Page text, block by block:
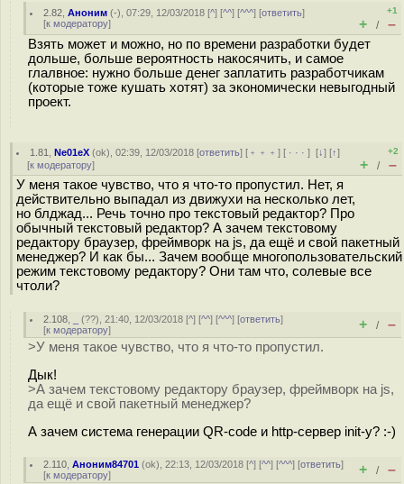
2.82 ,Аноним (-), 07:29, 12/03/2018 [^] [^^] [^^^] [ответить]
[к модератору]
+1
+ / –
Взять может и можно, но по времени разработки будет
дольше, больше вероятность накосячить, и самое
глалвное: нужно больше денег заплатить разработчикам
(которые тоже кушать хотят) за экономически невыгодный
проект.
1.81 ,Ne01eX (ok), 02:39, 12/03/2018 [ответить] [ ﹢﹢﹢] [ · · ·][↓] [↑]
[к модератору]
+2
+ / –
У меня такое чувство, что я что-то пропустил. Нет, я
действительно выпадал из движухи на несколько лет,
но блджад... Речь точно про текстовый редактор? Про
обычный текстовый редактор? А зачем текстовому
редактору браузер, фреймворк на js, да ещё и свой пакетный
менеджер? И как бы... Зачем вообще многопользовательский
режим текстовому редактору? Они там что, солевые все
чтоли?
2.108 (??), 21:40, 12/03/2018 [^] [^^] [^^^] [ответить]
[к модератору] + / –
>У меня такое чувство, что я что-то пропустил.
Дык!
>А зачем текстовому редактору браузер, фреймворк на js,
да ещё и свой пакетный менеджер?
А зачем система генерации QR-code и http-сервер init-у? :-)
2.110 ,Аноним84701 (ok), 22:13, 12/03/2018 [^] [^^] [^^^] [ответить]
[к модератору] + / –